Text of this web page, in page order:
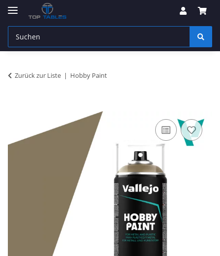
Zurück zur Liste Hobby Paint